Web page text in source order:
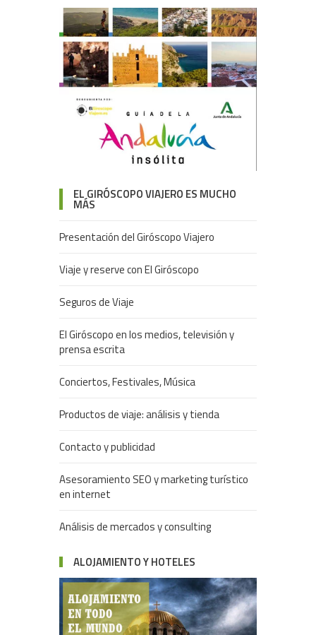
EL GIRÓSCOPO VIAJERO ES MUCHO
MÁS
Presentación del Giróscopo Viajero
Viaje y reserve con El Giróscopo
Seguros de Viaje
El Giróscopo en los medios, televisión y
prensa escrita
Conciertos, Festivales, Música
Productos de viaje: análisis y tienda
Contacto y publicidad
Asesoramiento SEO y marketing turístico
en internet
Análisis de mercados y consulting
ALOJAMIENTO Y HOTELES